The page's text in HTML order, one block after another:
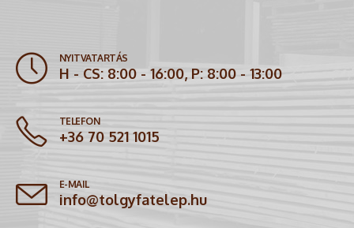
NYITVATARTÁS
H - CS: 8:00 - 16:00, P: 8:00 - 13:00
TELEFON
+36 70 521 1015
E-MAIL
info@tolgyfatelep.hu